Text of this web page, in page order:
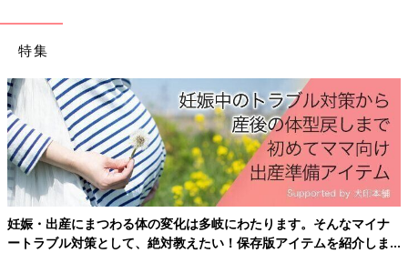
バッグの中の整理にはコレ！「ドキュメントファイ
ル ミニミニタイプ」
特集
妊娠・出産にまつわる体の変化は多岐にわたります。そんなマイナ
ートラブル対策として、絶対教えたい！保存版アイテムを紹介しま